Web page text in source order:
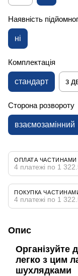
Наявність
ні
Комплектація
стандарт з
Сторона розвороту
взаємозамінний
ОПЛАТА ЧАСТИНАМИ
4 платежі по 1
ПОКУПКА
4 платежі по 1
Опис
Організуйте
легко з цим
шухлядками